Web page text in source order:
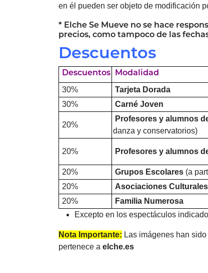
en él pueden ser objeto de modificación
* Elche Se Mueve no se hace
precios, como tampoco de las
Descuentos
Descuentos Modalidad
30% Tarjeta Dorada
30%
Carné Joven
20%
Profesores y alumnos
danza y conservatorios)
20% Profesores y alumnos
20%
Grupos Escolares (a
20%
Asociaciones Culturales
20%
Familia Numerosa
Excepto en los espectáculos
Nota Importante: Las imágenes han
pertenece a elche.es